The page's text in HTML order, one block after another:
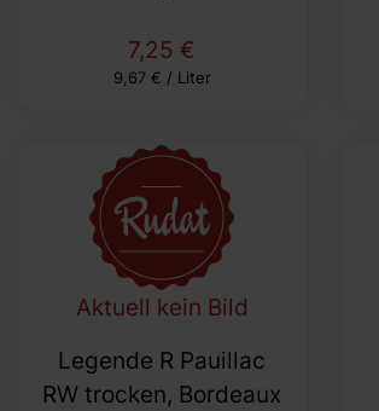
7,25 €
9,67 € / Liter
Aktuell kein Bild
Legende R Pauillac
RW trocken, Bordeaux